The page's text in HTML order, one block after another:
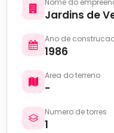
Nome do
Jardins de
Ano de
1986
Area do terreno
-
Numero de torres
1